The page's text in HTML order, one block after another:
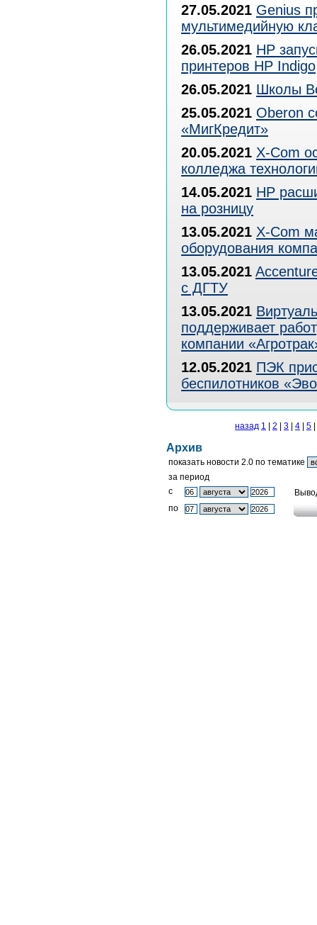
27.05.2021 Genius
мультимедийную
26.05.2021 HP
принтеров HP Indigo
26.05.2021 Школы
25.05.2021 Oberon
«МигКредит»
20.05.2021 X-Com
колледжа
14.05.2021 HP
на розницу
13.05.2021 X-Com
оборудования
13.05.2021
с ДГТУ
13.05.2021
поддерживает
компании
12.05.2021 ПЭК
беспилотников
назад 1 2 3 4 5
Архив
показать новости 2.0 по тематике
за период
c
по